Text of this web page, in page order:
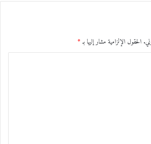
الحقول الإلزامية مشار إليها بـ*